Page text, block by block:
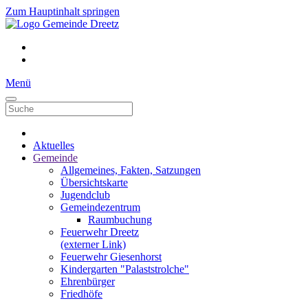
Zum Hauptinhalt springen
Menü
Aktuelles
Gemeinde
Allgemeines, Fakten, Satzungen
Übersichtskarte
Jugendclub
Gemeindezentrum
Raumbuchung
Feuerwehr Dreetz
(externer Link)
Feuerwehr Giesenhorst
Kindergarten "Palaststrolche"
Ehrenbürger
Friedhöfe